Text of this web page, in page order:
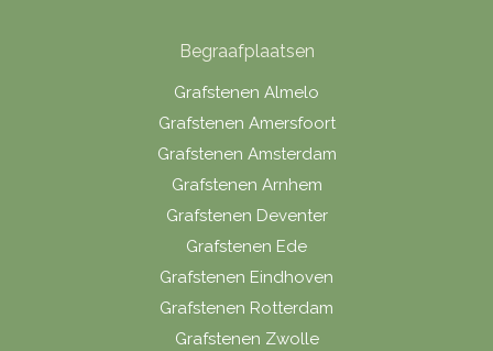
Begraafplaatsen
Grafstenen Almelo
Grafstenen Amersfoort
Grafstenen Amsterdam
Grafstenen Arnhem
Grafstenen Deventer
Grafstenen Ede
Grafstenen Eindhoven
Grafstenen Rotterdam
Grafstenen Zwolle